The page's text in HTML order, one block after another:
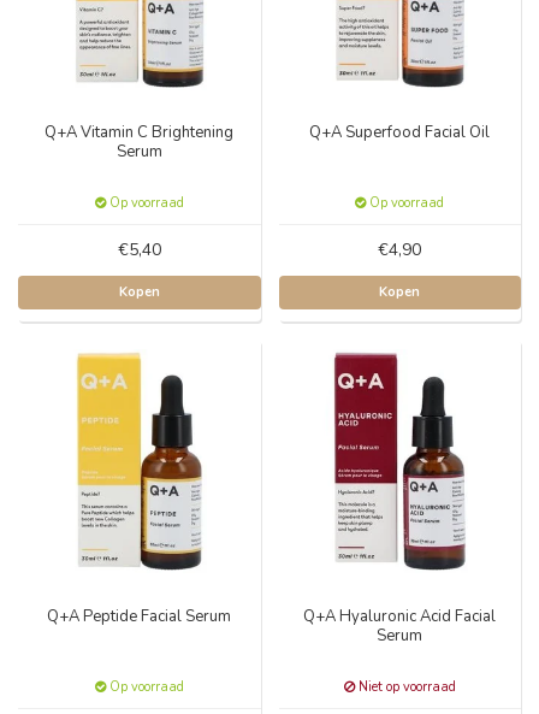
Q+A Vitamin C Brightening
Serum
Op voorraad
€5,40
Kopen
Q+A Superfood Facial Oil
Op voorraad
€4,90
Kopen
Q+A Peptide Facial Serum
Op voorraad
Q+A Hyaluronic Acid Facial
Serum
Niet op voorraad